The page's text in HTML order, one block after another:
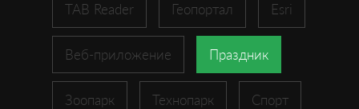
TAB Reader Геопортал Esri
Веб-приложение Праздник
Зоопарк Технопарк Спорт